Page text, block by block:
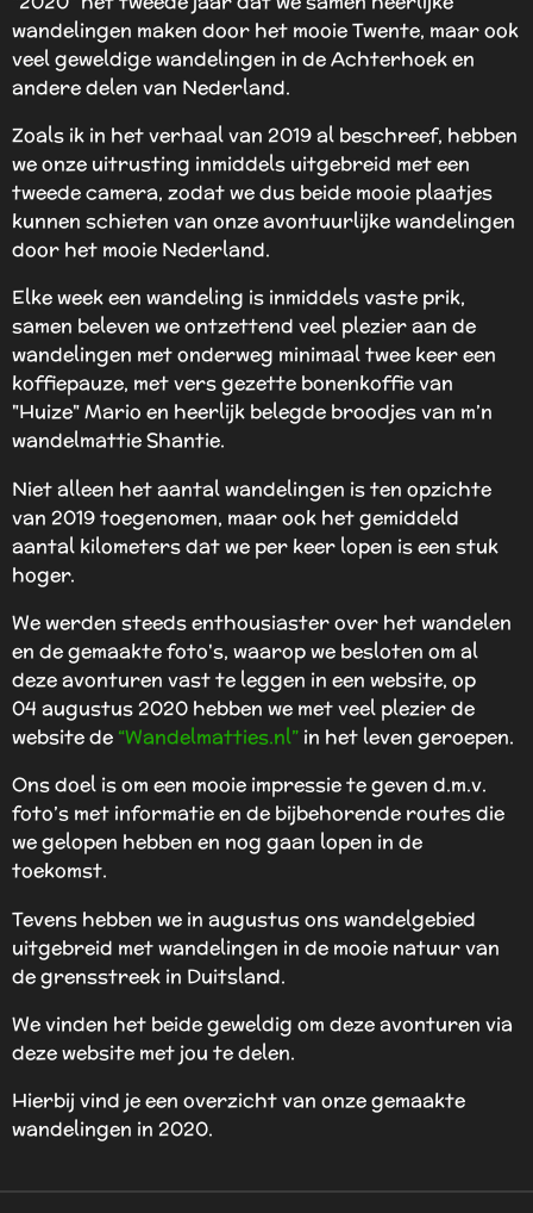
wandelingen maken door het mooie Twente, maar ook
veel geweldige wandelingen in de Achterhoek en
andere delen van Nederland.
Zoals ik in het verhaal van 2019 al beschreef, hebben
we onze uitrusting inmiddels uitgebreid met een
tweede camera, zodat we dus beide mooie plaatjes
kunnen schieten van onze avontuurlijke wandelingen
door het mooie Nederland.
Elke week een wandeling is inmiddels vaste prik,
samen beleven we ontzettend veel plezier aan de
wandelingen met onderweg minimaal twee keer een
koffiepauze, met vers gezette bonenkoffie van
"Huize" Mario en heerlijk belegde broodjes van m’n
wandelmattie Shantie.
Niet alleen het aantal wandelingen is ten opzichte
van 2019 toegenomen, maar ook het gemiddeld
aantal kilometers dat we per keer lopen is een stuk
hoger.
We werden steeds enthousiaster over het wandelen
en de gemaakte foto's, waarop we besloten om al
deze avonturen vast te leggen in een website, op
04 augustus 2020 hebben we met veel plezier de
website de “Wandelmatties.nl” in het leven geroepen.
Ons doel is om een mooie impressie te geven d.m.v.
foto’s met informatie en de bijbehorende routes die
we gelopen hebben en nog gaan lopen in de
toekomst.
Tevens hebben we in augustus ons wandelgebied
uitgebreid met wandelingen in de mooie natuur van
de grensstreek in Duitsland.
We vinden het beide geweldig om deze avonturen via
deze website met jou te delen.
Hierbij vind je een overzicht van onze gemaakte
wandelingen in 2020.